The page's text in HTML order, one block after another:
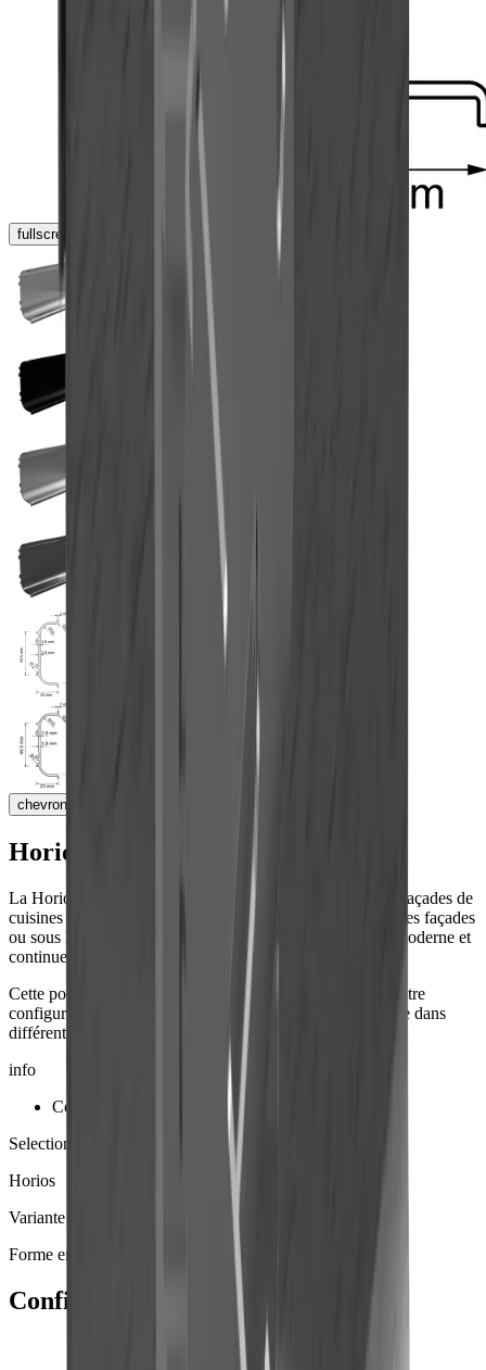
fullscreen
chevron_right
Horios® U-Form
La Horios U-Form Griffmulde est un profil de prise pour façades de
cuisines et de meubles sans poignées. Elle s’installe entre les façades
ou sous le plan de travail et permet une solution de prise moderne et
continue, sans poignées visibles.
Cette poignée encastrée est disponible sur mesure et peut être
configurée dans toutes les couleurs RAL et NCS, ainsi que dans
différentes finitions anodisées (Eloxal).
info
Couvercle latéral en option
Selection de profil
Horios
Variante
Forme en U
Configurateurs